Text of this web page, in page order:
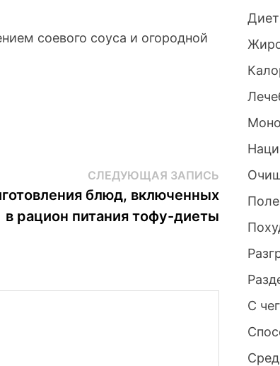
соевого соуса и огородной
СЛЕДУЮЩАЯ ЗАПИСЬ
запись:
блюд, включенных
в рацион питания тофу-диеты
С